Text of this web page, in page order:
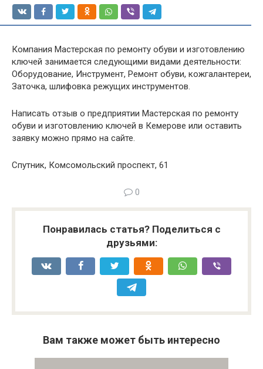
Компания Мастерская по ремонту обуви и изготовлению
ключей занимается следующими видами деятельности:
Оборудование, Инструмент, Ремонт обуви, кожгалантереи,
Заточка, шлифовка режущих инструментов.
Написать отзыв о предприятии Мастерская по ремонту
обуви и изготовлению ключей в Кемерове или оставить
заявку можно прямо на сайте.
Спутник, Комсомольский проспект, 61
0
Понравилась статья? Поделиться с
друзьями:
Вам также может быть интересно